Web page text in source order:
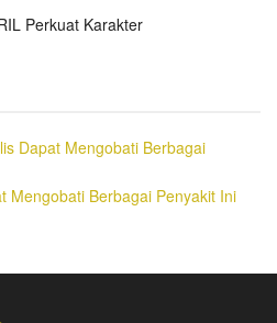
Perkuat Karakter
Dapat Mengobati Berbagai
Mengobati Berbagai Penyakit Ini